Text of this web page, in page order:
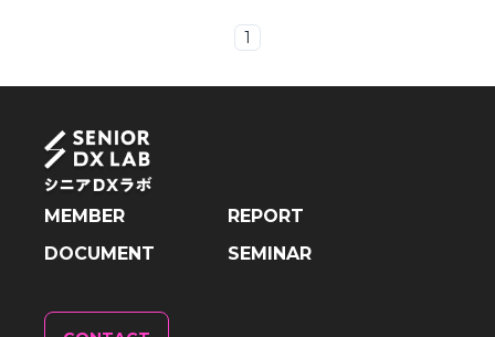
1
MEMBER
REPORT
DOCUMENT
SEMINAR